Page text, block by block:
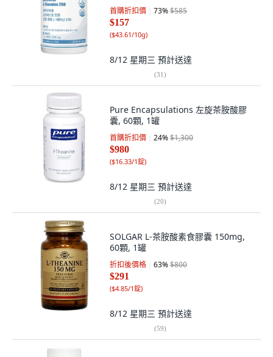
首購折扣價 73%$585
$157
($43.61/10g)
8/12 星期三 預計送達
(31)
Pure Encapsulations 左旋茶胺酸膠
囊, 60顆, 1罐
首購折扣價 24%$1,300
$980
($16.33/1錠)
8/12 星期三 預計送達
(20)
SOLGAR L-茶胺酸素食膠囊 150mg,
60顆, 1罐
折扣後價格 63%$800
$291
($4.85/1錠)
8/12 星期三 預計送達
(59)